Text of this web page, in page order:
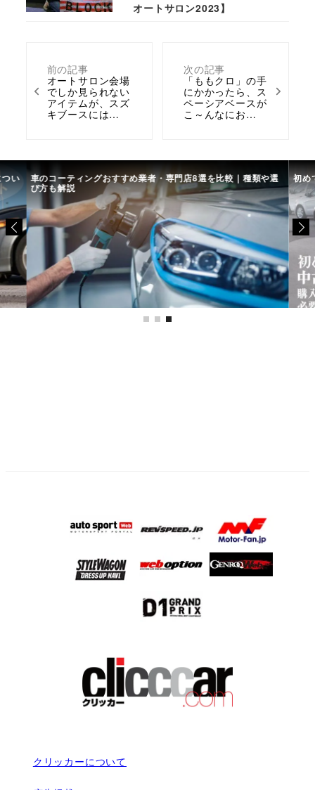
前の記事
オートサロン会場
でしか見られない
アイテムが、スズ
キブースには…
次の記事
「ももクロ」の手
にかかったら、ス
ペーシアベースが
こ～んなにお…
オートサロン2023】
い 車のコーティングおすすめ業者・専門店8選を比較｜種類や選
び方も解説
初め
クリッカーについて